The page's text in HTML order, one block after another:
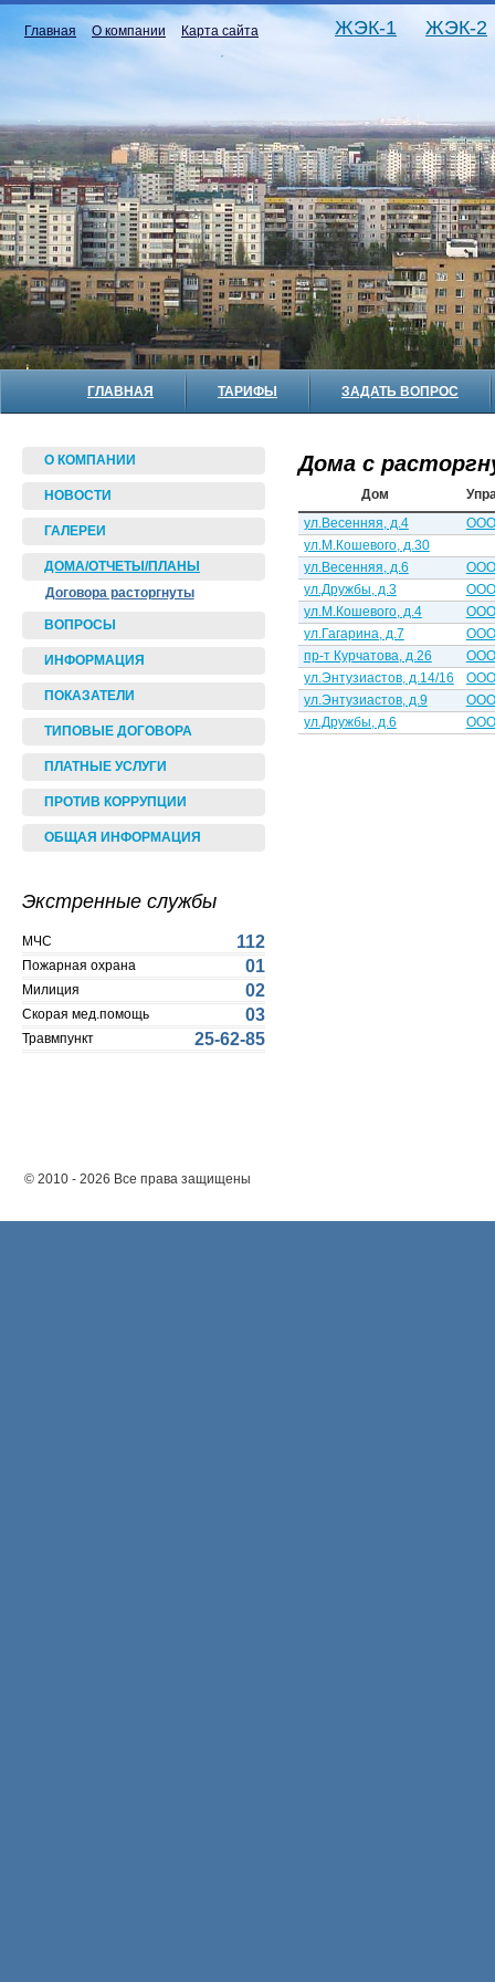
Главная О компании Карта сайта ЖЭК-1 ЖЭК-2
ГЛАВНАЯ ТАРИФЫ ЗАДАТЬ ВОПРОС
О КОМПАНИИ
НОВОСТИ
ГАЛЕРЕИ
ДОМА/ОТЧЕТЫ/ПЛАНЫ
Договора расторгнуты
ВОПРОСЫ
ИНФОРМАЦИЯ
ПОКАЗАТЕЛИ
ТИПОВЫЕ ДОГОВОРА
ПЛАТНЫЕ УСЛУГИ
ПРОТИВ КОРРУПЦИИ
ОБЩАЯ ИНФОРМАЦИЯ
Экстренные службы
МЧС 112
Пожарная охрана 01
Милиция 02
Скорая мед.помощь 03
Травмпункт 25-62-85
Дома с
Дом
ул.Весенняя, д.4
ул.М.Кошевого, д.30
ул.Весенняя, д.6
ул.Дружбы, д.3
ул.М.Кошевого, д.4
ул.Гагарина, д.7
пр-т Курчатова, д.26
ул.Энтузиастов, д.14/16
ул.Энтузиастов, д.9
ул.Дружбы, д.6
© 2010 - 2026 Все права защищены